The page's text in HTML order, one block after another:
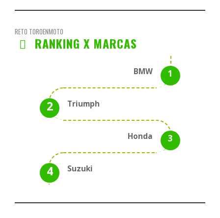
RETO TOROENMOTO
RANKING X MARCAS
BMW
Triumph
Honda
Suzuki